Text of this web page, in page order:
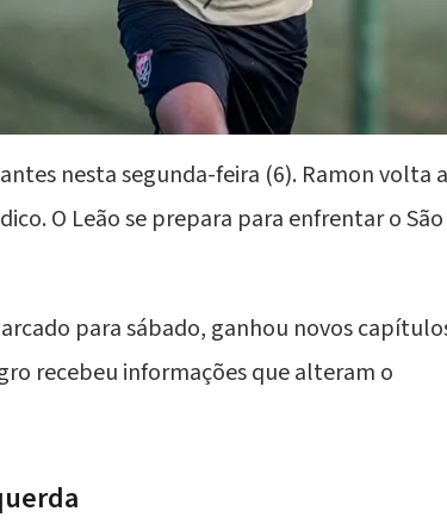
nesta segunda-feira (6). Ramon volta
O Leão se prepara para enfrentar o São
para sábado, ganhou novos
recebeu informações que alteram o